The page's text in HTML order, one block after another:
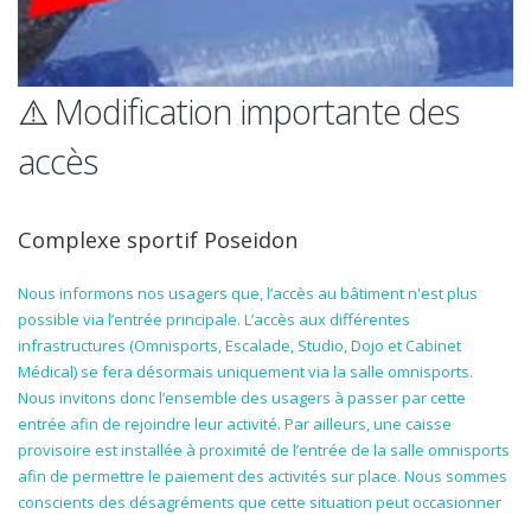
⚠️ Modification importante des
accès
Complexe sportif Poseidon
Nous informons nos usagers que, l’accès au bâtiment n'est plus
possible via l’entrée principale. L’accès aux différentes
infrastructures (Omnisports, Escalade, Studio, Dojo et Cabinet
Médical) se fera désormais uniquement via la salle omnisports.
Nous invitons donc l’ensemble des usagers à passer par cette
entrée afin de rejoindre leur activité. Par ailleurs, une caisse
provisoire est installée à proximité de l’entrée de la salle omnisports
afin de permettre le paiement des activités sur place. Nous sommes
conscients des désagréments que cette situation peut occasionner